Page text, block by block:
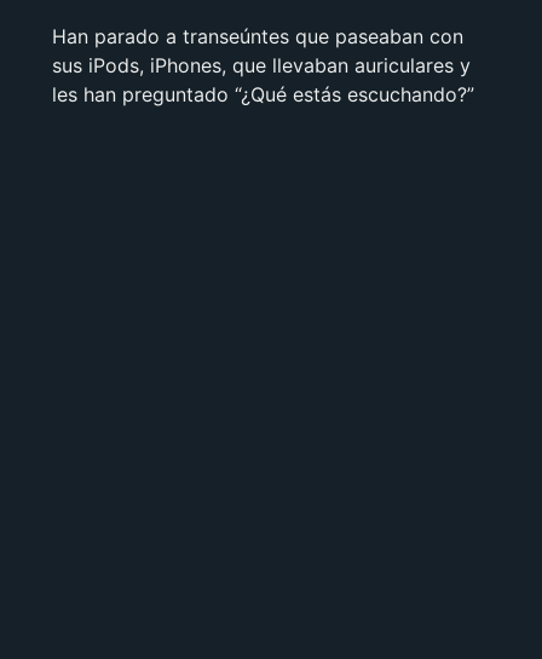
Han parado a transeúntes que paseaban con
sus iPods, iPhones, que llevaban auriculares y
les han preguntado “¿Qué estás escuchando?”